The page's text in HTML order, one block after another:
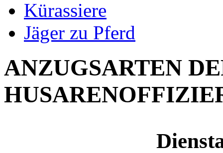
Kürassiere
Jäger zu Pferd
ANZUGSARTEN